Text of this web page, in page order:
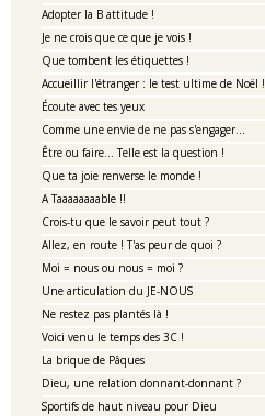
Adopter la B attitude !
Je ne crois que ce que je vois !
Que tombent les étiquettes !
Accueillir l'étranger : le test ultime de Noël !
Écoute avec tes yeux
Comme une envie de ne pas s'engager...
Être ou faire… Telle est la question !
Que ta joie renverse le monde !
A Taaaaaaaable !!
Crois-tu que le savoir peut tout ?
Allez, en route ! T'as peur de quoi ?
Moi = nous ou nous = moi ?
Une articulation du JE-NOUS
Ne restez pas plantés là !
Voici venu le temps des 3C !
La brique de Pâques
Dieu, une relation donnant-donnant ?
Sportifs de haut niveau pour Dieu